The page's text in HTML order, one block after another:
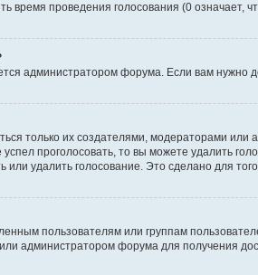
время проведения голосования (0
администратором форума. Если вам
только их создателями, модераторами
проголосовать, то вы можете удалить
удалить голосование. Это сделано для
пользователям или группам
администратором форума для получения